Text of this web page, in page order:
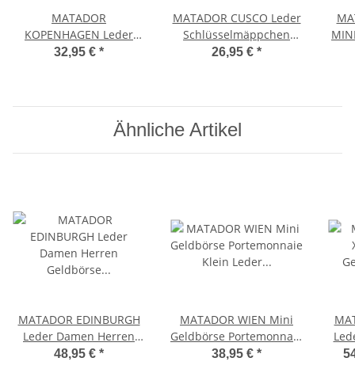
MATADOR
KOPENHAGEN Leder
Auto-Motorrad-
32,95 € *
MATADOR CUSCO Leder
Schlüsselmäppchen
Schlüsseltasche Braun
26,95 € *
Ähnliche Artikel
MATADOR EDINBURGH
Leder Damen Herren
Geldbörse Portemonnaie
48,95 € *
MATADOR WIEN Mini
Geldbörse Portemonnaie
Klein Leder RFID TüV
38,95 € *